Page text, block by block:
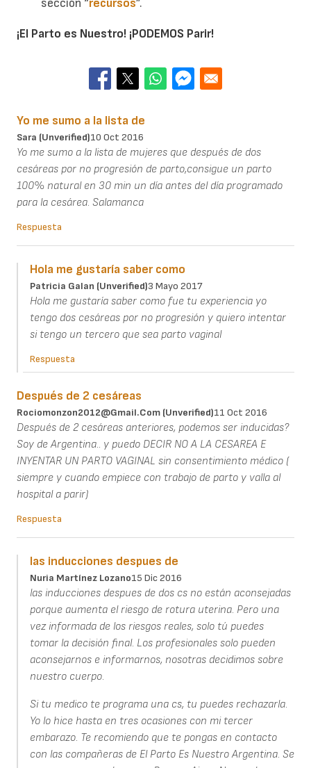
sección “recursos”.
¡El Parto es Nuestro! ¡PODEMOS Parir!
Yo me sumo a la lista de
Sara (unverified)10 Oct 2016
Yo me sumo a la lista de mujeres que después de dos
cesáreas por no progresión de parto,consigue un parto
100% natural en 30 min un día antes del día programado
para la cesárea. Salamanca
Respuesta
Hola me gustaría saber como
Patricia Galan (unverified)3 Mayo 2017
Hola me gustaría saber como fue tu experiencia yo
tengo dos cesáreas por no progresión y quiero intentar
si tengo un tercero que sea parto vaginal
Respuesta
Después de 2 cesáreas
Rociomonzon2012@gmail.com (unverified)11 Oct 2016
Después de 2 cesáreas anteriores, podemos ser inducidas?
Soy de Argentina.. y puedo DECIR NO A LA CESAREA E
INYENTAR UN PARTO VAGINAL sin consentimiento médico (
siempre y cuando empiece con trabajo de parto y valla al
hospital a parir)
Respuesta
las inducciones despues de
Nuria Martínez Lozano15 Dic 2016
las inducciones despues de dos cs no están aconsejadas
porque aumenta el riesgo de rotura uterina. Pero una
vez informada de los riesgos reales, solo tú puedes
tomar la decisión final. Los profesionales solo pueden
aconsejarnos e informarnos, nosotras decidimos sobre
nuestro cuerpo.
Si tu medico te programa una cs, tu puedes rechazarla.
Yo lo hice hasta en tres ocasiones con mi tercer
embarazo. Te recomiendo que te pongas en contacto
con las compañeras de El Parto Es Nuestro Argentina. Se